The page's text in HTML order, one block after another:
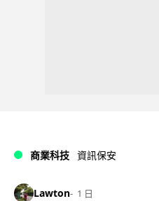
商業科技 資訊保安
Lawton 1 日